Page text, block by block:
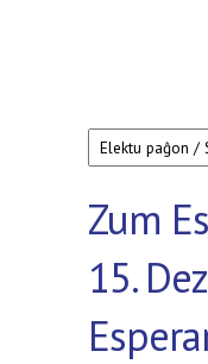
Zum
15.